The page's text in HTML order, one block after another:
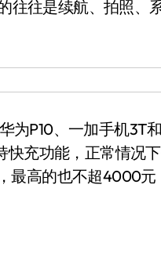
往往是续航、拍照、
P10、一加手机3T
充功能，正常情况
最高的也不超4000元